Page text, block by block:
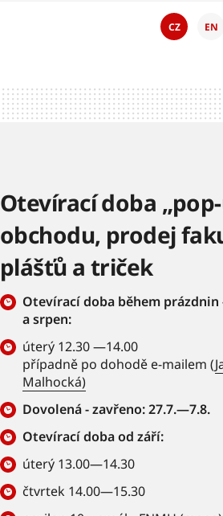
CZ EN
Otevírací doba
obchodu, prodej
plášťů a triček
Otevírací doba během prázdnin
a srpen:
úterý 12.30 —14.00
případně po dohodě e-mailem (
Malhocká)
Dovolená - zavřeno: 27.7.—7.8.
Otevírací doba od září:
úterý 13.00—14.30
čtvrtek 14.00—15.30